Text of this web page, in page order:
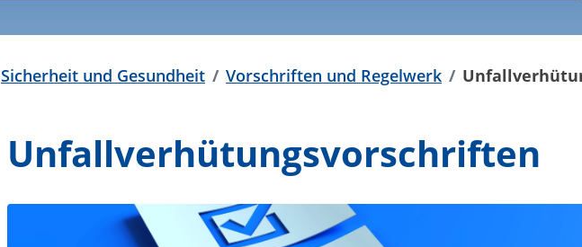
Sicherheit und Gesundheit Vorschriften und Regelwerk
Unfallverhütungsvorschriften